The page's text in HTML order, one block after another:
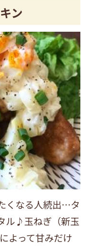
ン
くなる人続出…タ
ル♪玉ねぎ（新玉
よって甘みだけ